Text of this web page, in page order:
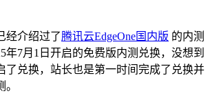
经介绍过了腾讯云EdgeOne国内版 的内测
年7月1日开启的免费版内测兑换，没想到
了兑换，站长也是第一时间完成了兑换并